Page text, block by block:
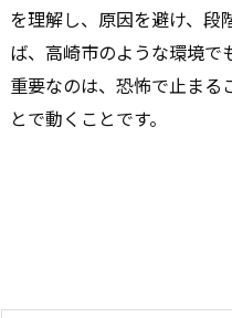
を理解し、原因を避け、段
ば、高崎市のような環境で
重要なのは、恐怖で止まる
とで動くことです。